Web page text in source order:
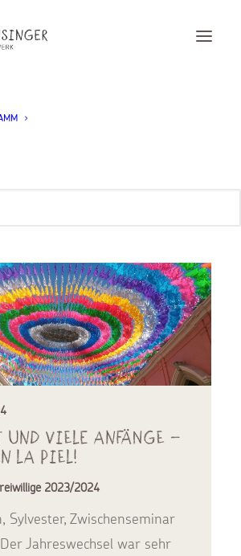
Januar 2024
viele Anfänge –
la piel!
2023/2024
Sylvester, Zwischenseminar
Jahreswechsel war sehr